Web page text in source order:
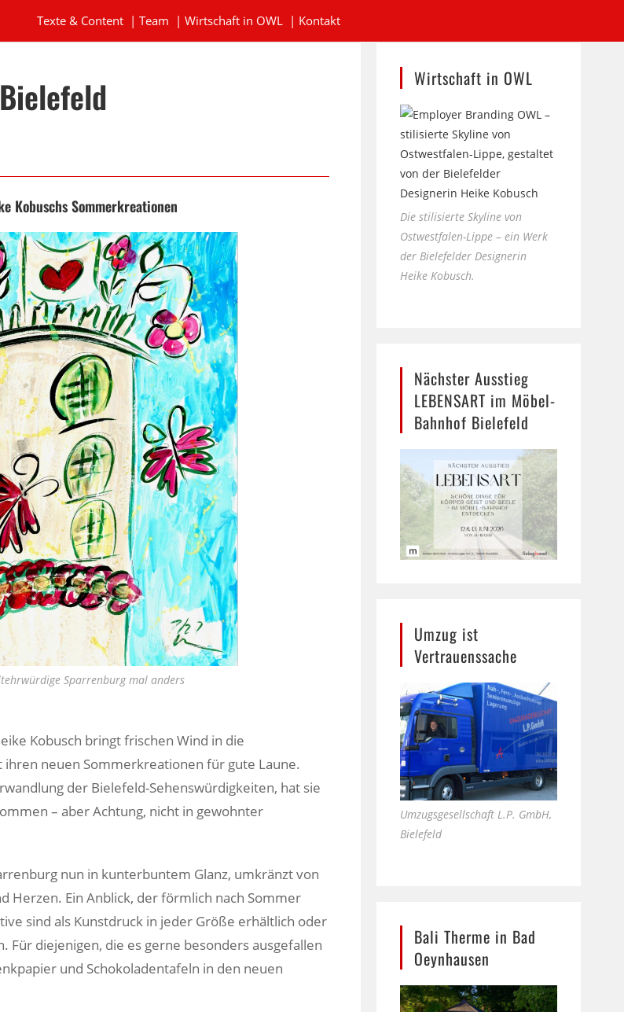
Texte & Content| Team | Wirtschaft in OWL| Kontakt
Kobuschs Sommerkreationen
Sparrenburg mal anders
Kobusch bringt frischen Wind in die
ihren neuen Sommerkreationen für gute Laune.
der Bielefeld-Sehenswürdigkeiten, hat sie
– aber Achtung, nicht in gewohnter
nun in kunterbuntem Glanz, umkränzt von
Herzen. Ein Anblick, der förmlich nach Sommer
sind als Kunstdruck in jeder Größe erhältlich oder
Für diejenigen, die es gerne besonders ausgefallen
und Schokoladentafeln in den neuen
Wirtschaft in OWL
Die stilisierte Skyline von
Ostwestfalen-Lippe – ein Werk
der Bielefelder Designerin
Heike Kobusch.
Nächster Ausstieg
LEBENSART im Möbel-
Bahnhof Bielefeld
Umzug ist
Vertrauenssache
Umzugsgesellschaft L.P. GmbH,
Bielefeld
Bali Therme in Bad
Oeynhausen